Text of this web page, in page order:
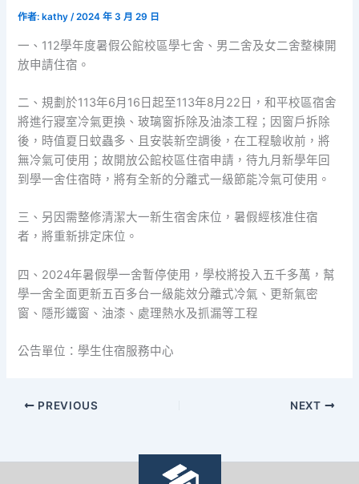
作者: kathy/2024 年 3 月 29 日
一、112學年度暑假公館校區學七舍、男二舍及女二舍整棟開
放申請住宿。
二、規劃於113年6月16日起至113年8月22日，和平校區宿舍
將進行寢室冷氣更換、玻璃窗拆除及油漆工程；因窗戶拆除
後，時值夏日蚊蟲多、且安裝新空調後，在工程驗收前，將
無冷氣可使用；故開放公館校區住宿申請，待九月新學年回
到學一舍住宿時，將有全新的分離式一級節能冷氣可使用。
三、另因需整修清潔大一新生宿舍床位，暑假經核准住宿
者，將重新排定床位。
四、2024年暑假學一舍暫停使用，學校將投入五千多萬，幫
學一舍全面更新五百多台一級能效分離式冷氣、更新氣密
窗、隱形鐵窗、油漆、處理熱水及抓漏等工程
公告單位：學生住宿服務中心
PREVIOUS NEXT